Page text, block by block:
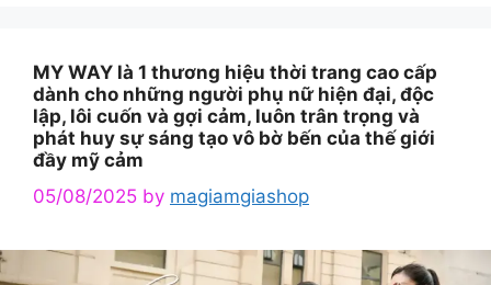
MY WAY là 1 thương hiệu thời trang cao cấp
dành cho những người phụ nữ hiện đại, độc
lập, lôi cuốn và gợi cảm, luôn trân trọng và
phát huy sự sáng tạo vô bờ bến của thế giới
đầy mỹ cảm
05/08/2025 by magiamgiashop